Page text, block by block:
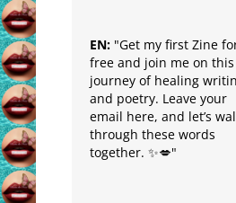
EN: "Get my first Zine
free and join me on this
journey of healing
and poetry. Leave your
email here, and let’s
through these words
together. ✨💋"